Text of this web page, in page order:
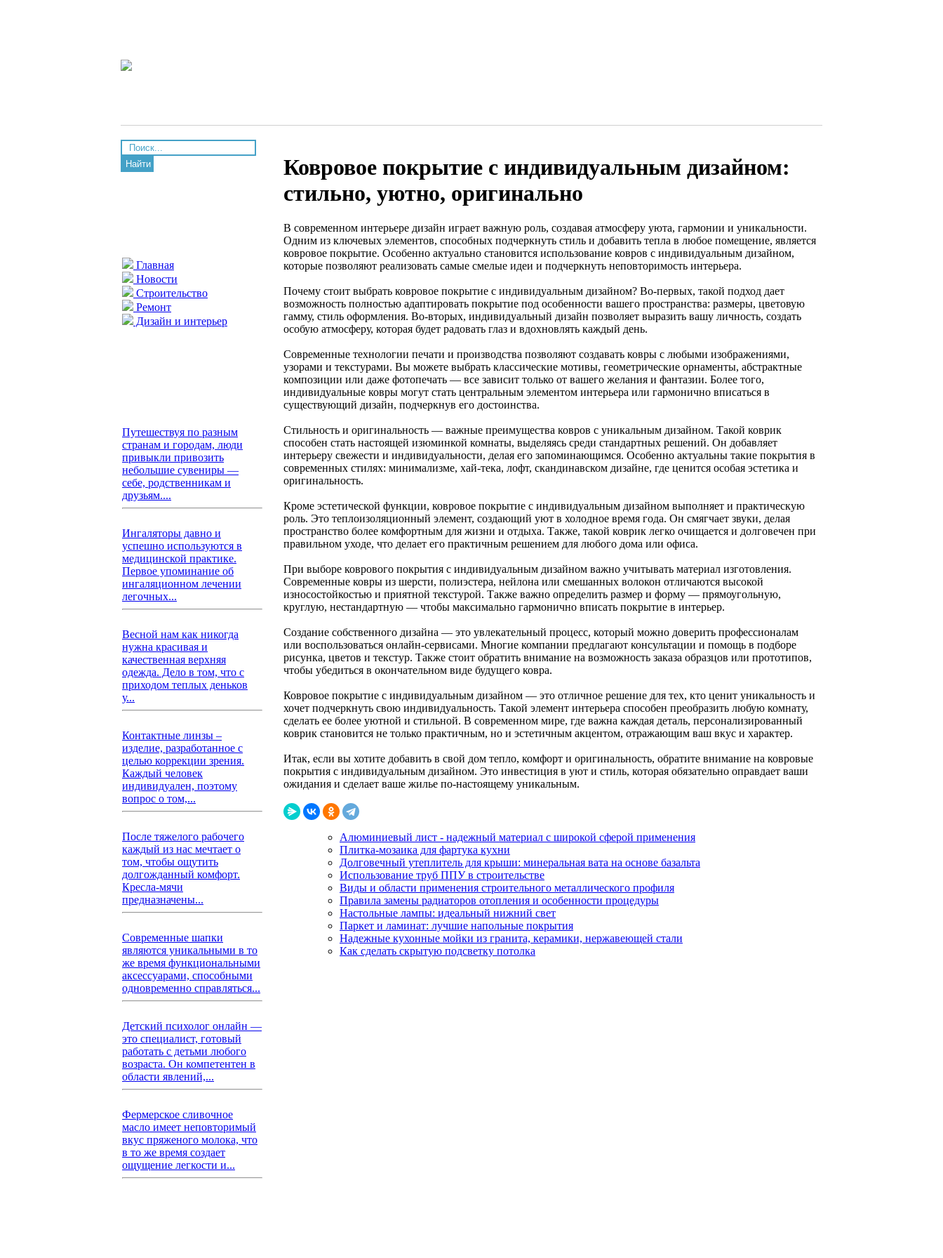
Найти
Главная
Новости
Строительство
Ремонт
Дизайн и интерьер
Путешествуя по разным
странам и городам, люди
привыкли привозить
небольшие сувениры —
себе, родственникам и
друзьям....
Ингаляторы давно и
успешно используются в
медицинской практике.
Первое упоминание об
ингаляционном лечении
легочных...
Весной нам как никогда
нужна красивая и
качественная верхняя
одежда. Дело в том, что с
приходом теплых деньков
у...
Контактные линзы –
изделие, разработанное с
целью коррекции зрения.
Каждый человек
индивидуален, поэтому
вопрос о том,...
После тяжелого рабочего
каждый из нас мечтает о
том, чтобы ощутить
долгожданный комфорт.
Кресла-мячи
предназначены...
Современные шапки
являются уникальными в то
же время функциональными
аксессуарами, способными
одновременно справляться...
Детский психолог онлайн —
это специалист, готовый
работать с детьми любого
возраста. Он компетентен в
области явлений,...
Фермерское сливочное
масло имеет неповторимый
вкус пряженого молока, что
в то же время создает
ощущение легкости и...
Ковровое покрытие с индивидуальным дизайном:
стильно, уютно, оригинально
В современном интерьере дизайн играет важную роль, создавая атмосферу уюта, гармонии и уникальности.
Одним из ключевых элементов, способных подчеркнуть стиль и добавить тепла в любое помещение, является
ковровое покрытие. Особенно актуально становится использование ковров с индивидуальным дизайном,
которые позволяют реализовать самые смелые идеи и подчеркнуть неповторимость интерьера.
Почему стоит выбрать ковровое покрытие с индивидуальным дизайном? Во-первых, такой подход дает
возможность полностью адаптировать покрытие под особенности вашего пространства: размеры, цветовую
гамму, стиль оформления. Во-вторых, индивидуальный дизайн позволяет выразить вашу личность, создать
особую атмосферу, которая будет радовать глаз и вдохновлять каждый день.
Современные технологии печати и производства позволяют создавать ковры с любыми изображениями,
узорами и текстурами. Вы можете выбрать классические мотивы, геометрические орнаменты, абстрактные
композиции или даже фотопечать — все зависит только от вашего желания и фантазии. Более того,
индивидуальные ковры могут стать центральным элементом интерьера или гармонично вписаться в
существующий дизайн, подчеркнув его достоинства.
Стильность и оригинальность — важные преимущества ковров с уникальным дизайном. Такой коврик
способен стать настоящей изюминкой комнаты, выделяясь среди стандартных решений. Он добавляет
интерьеру свежести и индивидуальности, делая его запоминающимся. Особенно актуальны такие покрытия в
современных стилях: минимализме, хай-тека, лофт, скандинавском дизайне, где ценится особая эстетика и
оригинальность.
Кроме эстетической функции, ковровое покрытие с индивидуальным дизайном выполняет и практическую
роль. Это теплоизоляционный элемент, создающий уют в холодное время года. Он смягчает звуки, делая
пространство более комфортным для жизни и отдыха. Также, такой коврик легко очищается и долговечен при
правильном уходе, что делает его практичным решением для любого дома или офиса.
При выборе коврового покрытия с индивидуальным дизайном важно учитывать материал изготовления.
Современные ковры из шерсти, полиэстера, нейлона или смешанных волокон отличаются высокой
износостойкостью и приятной текстурой. Также важно определить размер и форму — прямоугольную,
круглую, нестандартную — чтобы максимально гармонично вписать покрытие в интерьер.
Создание собственного дизайна — это увлекательный процесс, который можно доверить профессионалам
или воспользоваться онлайн-сервисами. Многие компании предлагают консультации и помощь в подборе
рисунка, цветов и текстур. Также стоит обратить внимание на возможность заказа образцов или прототипов,
чтобы убедиться в окончательном виде будущего ковра.
Ковровое покрытие с индивидуальным дизайном — это отличное решение для тех, кто ценит уникальность и
хочет подчеркнуть свою индивидуальность. Такой элемент интерьера способен преобразить любую комнату,
сделать ее более уютной и стильной. В современном мире, где важна каждая деталь, персонализированный
коврик становится не только практичным, но и эстетичным акцентом, отражающим ваш вкус и характер.
Итак, если вы хотите добавить в свой дом тепло, комфорт и оригинальность, обратите внимание на ковровые
покрытия с индивидуальным дизайном. Это инвестиция в уют и стиль, которая обязательно оправдает ваши
ожидания и сделает ваше жилье по-настоящему уникальным.
Алюминиевый лист - надежный материал с широкой сферой применения
Плитка-мозаика для фартука кухни
Долговечный утеплитель для крыши: минеральная вата на основе базальта
Использование труб ППУ в строительстве
Виды и области применения строительного металлического профиля
Правила замены радиаторов отопления и особенности процедуры
Настольные лампы: идеальный нижний свет
Паркет и ламинат: лучшие напольные покрытия
Надежные кухонные мойки из гранита, керамики, нержавеющей стали
Как сделать скрытую подсветку потолка